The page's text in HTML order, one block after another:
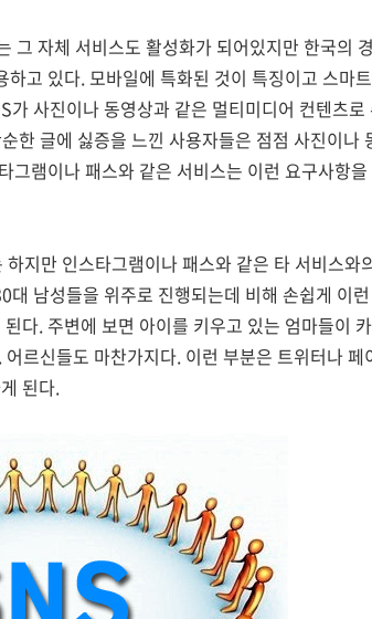
그 자체 서비스도 활성화가 되어있지만 한국의
고 있다. 모바일에 특화된 것이 특징이고 스마
사진이나 동영상과 같은 멀티미디어 컨텐츠로
한 글에 싫증을 느낀 사용자들은 점점 사진이나
램이나 패스와 같은 서비스는 이런 요구사항
지만 인스타그램이나 패스와 같은 타 서비스와
남성들을 위주로 진행되는데 비해 손쉽게 이
다. 주변에 보면 아이를 키우고 있는 엄마들이
르신들도 마찬가지다. 이런 부분은 트위터나 페
된다.